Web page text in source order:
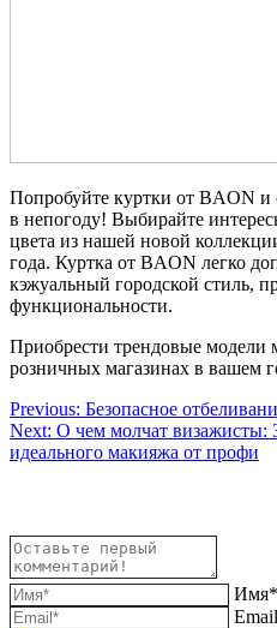
Попробуйте куртки от BAON и
в непогоду! Выбирайте
цвета из нашей новой
года. Куртка от BAON легко
кэжуальный городской стиль,
функциональности.
Приобрести трендовые модели
розничных магазинах в вашем
Навигация
по
Previous: Безопасное
Next: О чем молчат визажисты:
идеального макияжа от профи
Имя*